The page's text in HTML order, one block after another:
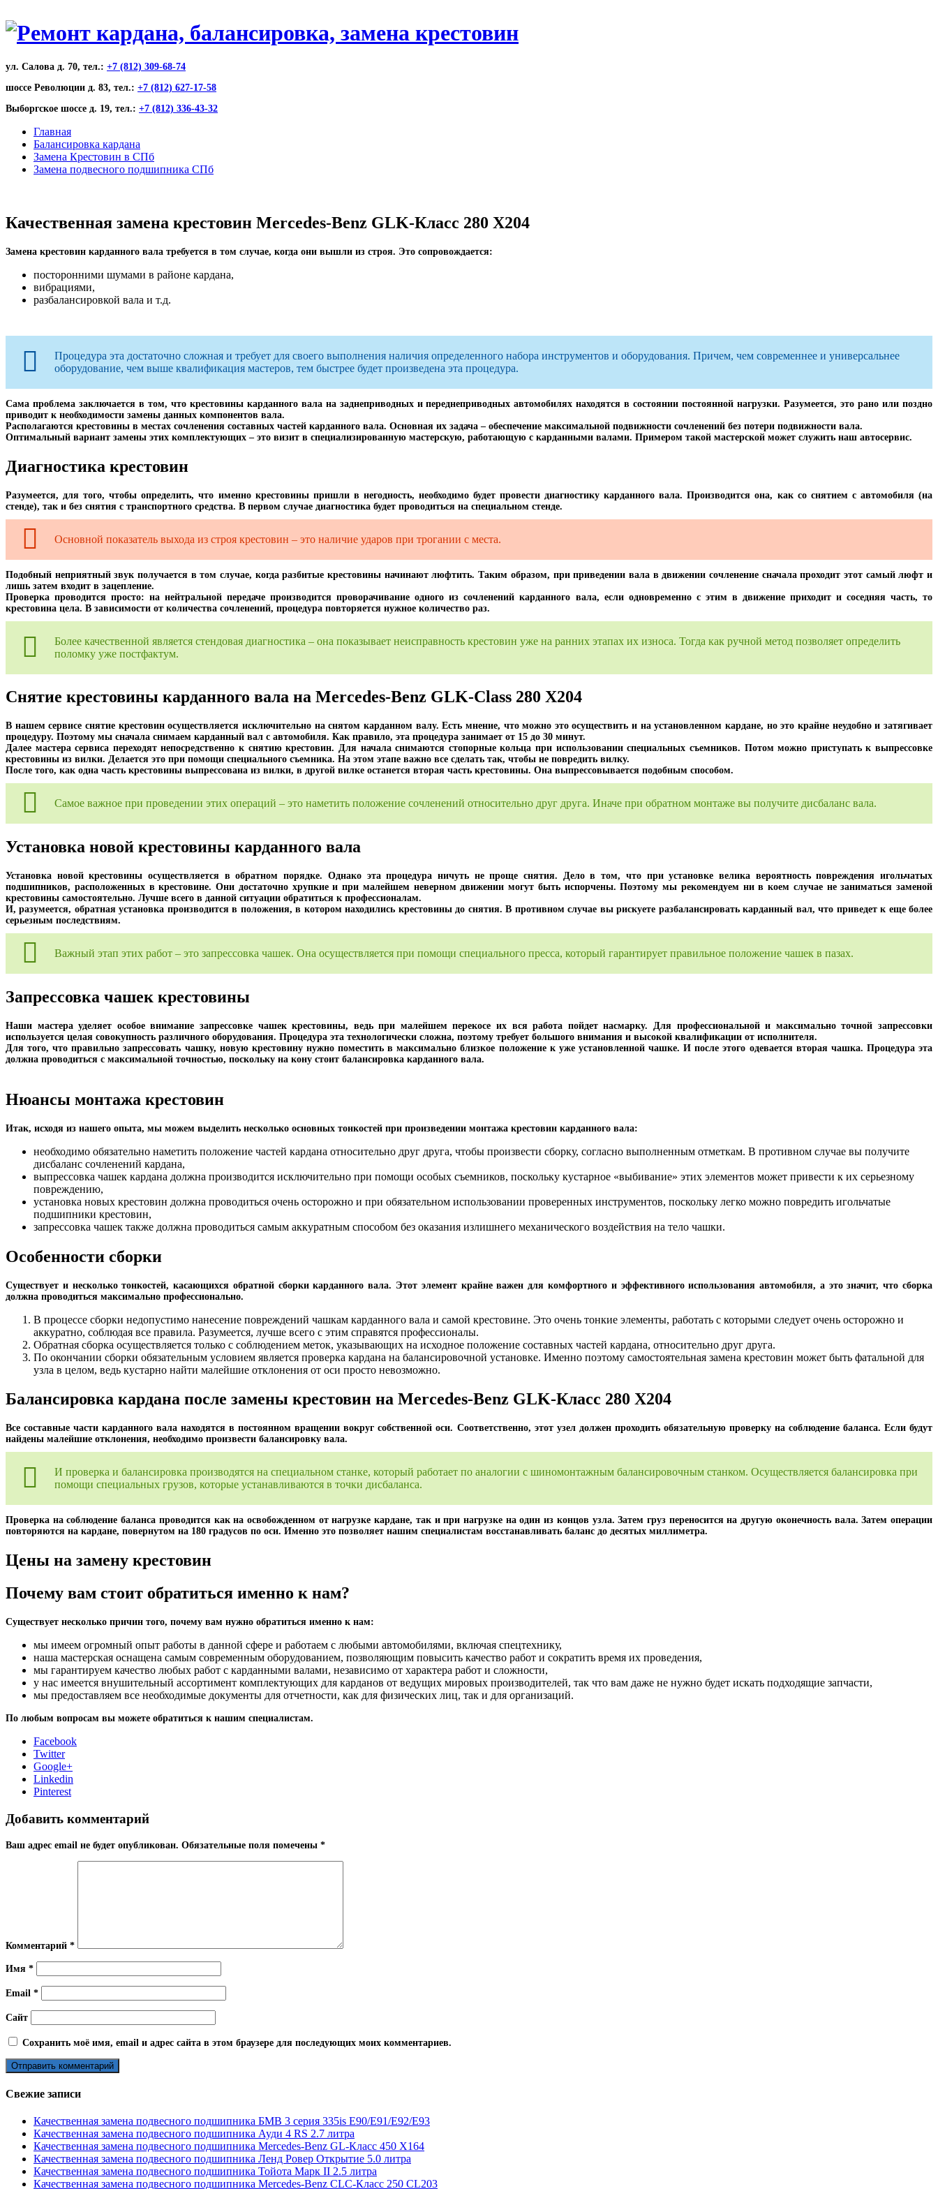
ул. Салова д. 70, тел.: +7 (812) 309-68-74
шоссе Революции д. 83, тел.: +7 (812) 627-17-58
Выборгское шоссе д. 19, тел.: +7 (812) 336-43-32
Главная
Балансировка кардана
Замена Крестовин в СПб
Замена подвесного подшипника СПб
Качественная замена крестовин Mercedes-Benz GLK-Класс 280 X204
Замена крестовин карданного вала требуется в том случае, когда они вышли из строя. Это сопровождается:
посторонними шумами в районе кардана,
вибрациями,
разбалансировкой вала и т.д.
Процедура эта достаточно сложная и требует для своего выполнения наличия определенного набора инструментов и оборудования. Причем, чем современнее и универсальнее
оборудование, чем выше квалификация мастеров, тем быстрее будет произведена эта процедура.
Сама проблема заключается в том, что крестовины карданного вала на заднеприводных и переднеприводных автомобилях находятся в состоянии постоянной нагрузки. Разумеется, это рано или поздно
приводит к необходимости замены данных компонентов вала.
Располагаются крестовины в местах сочленения составных частей карданного вала. Основная их задача – обеспечение максимальной подвижности сочленений без потери подвижности вала.
Оптимальный вариант замены этих комплектующих – это визит в специализированную мастерскую, работающую с карданными валами. Примером такой мастерской может служить наш автосервис.
Диагностика крестовин
Разумеется, для того, чтобы определить, что именно крестовины пришли в негодность, необходимо будет провести диагностику карданного вала. Производится она, как со снятием с автомобиля (на
стенде), так и без снятия с транспортного средства. В первом случае диагностика будет проводиться на специальном стенде.
Основной показатель выхода из строя крестовин – это наличие ударов при трогании с места.
Подобный неприятный звук получается в том случае, когда разбитые крестовины начинают люфтить. Таким образом, при приведении вала в движении сочленение сначала проходит этот самый люфт и
лишь затем входит в зацепление.
Проверка проводится просто: на нейтральной передаче производится проворачивание одного из сочленений карданного вала, если одновременно с этим в движение приходит и соседняя часть, то
крестовина цела. В зависимости от количества сочленений, процедура повторяется нужное количество раз.
Более качественной является стендовая диагностика – она показывает неисправность крестовин уже на ранних этапах их износа. Тогда как ручной метод позволяет определить
поломку уже постфактум.
Снятие крестовины карданного вала на Mercedes-Benz GLK-Class 280 X204
В нашем сервисе снятие крестовин осуществляется исключительно на снятом карданном валу. Есть мнение, что можно это осуществить и на установленном кардане, но это крайне неудобно и затягивает
процедуру. Поэтому мы сначала снимаем карданный вал с автомобиля. Как правило, эта процедура занимает от 15 до 30 минут.
Далее мастера сервиса переходят непосредственно к снятию крестовин. Для начала снимаются стопорные кольца при использовании специальных съемников. Потом можно приступать к выпрессовке
крестовины из вилки. Делается это при помощи специального съемника. На этом этапе важно все сделать так, чтобы не повредить вилку.
После того, как одна часть крестовины выпрессована из вилки, в другой вилке останется вторая часть крестовины. Она выпрессовывается подобным способом.
Самое важное при проведении этих операций – это наметить положение сочленений относительно друг друга. Иначе при обратном монтаже вы получите дисбаланс вала.
Установка новой крестовины карданного вала
Установка новой крестовины осуществляется в обратном порядке. Однако эта процедура ничуть не проще снятия. Дело в том, что при установке велика вероятность повреждения игольчатых
подшипников, расположенных в крестовине. Они достаточно хрупкие и при малейшем неверном движении могут быть испорчены. Поэтому мы рекомендуем ни в коем случае не заниматься заменой
крестовины самостоятельно. Лучше всего в данной ситуации обратиться к профессионалам.
И, разумеется, обратная установка производится в положения, в котором находились крестовины до снятия. В противном случае вы рискуете разбалансировать карданный вал, что приведет к еще более
серьезным последствиям.
Важный этап этих работ – это запрессовка чашек. Она осуществляется при помощи специального пресса, который гарантирует правильное положение чашек в пазах.
Запрессовка чашек крестовины
Наши мастера уделяет особое внимание запрессовке чашек крестовины, ведь при малейшем перекосе их вся работа пойдет насмарку. Для профессиональной и максимально точной запрессовки
используется целая совокупность различного оборудования. Процедура эта технологически сложна, поэтому требует большого внимания и высокой квалификации от исполнителя.
Для того, что правильно запрессовать чашку, новую крестовину нужно поместить в максимально близкое положение к уже установленной чашке. И после этого одевается вторая чашка. Процедура эта
должна проводиться с максимальной точностью, поскольку на кону стоит балансировка карданного вала.
Нюансы монтажа крестовин
Итак, исходя из нашего опыта, мы можем выделить несколько основных тонкостей при произведении монтажа крестовин карданного вала:
необходимо обязательно наметить положение частей кардана относительно друг друга, чтобы произвести сборку, согласно выполненным отметкам. В противном случае вы получите
дисбаланс сочленений кардана,
выпрессовка чашек кардана должна производится исключительно при помощи особых съемников, поскольку кустарное «выбивание» этих элементов может привести к их серьезному
повреждению,
установка новых крестовин должна проводиться очень осторожно и при обязательном использовании проверенных инструментов, поскольку легко можно повредить игольчатые
подшипники крестовин,
запрессовка чашек также должна проводиться самым аккуратным способом без оказания излишнего механического воздействия на тело чашки.
Особенности сборки
Существует и несколько тонкостей, касающихся обратной сборки карданного вала. Этот элемент крайне важен для комфортного и эффективного использования автомобиля, а это значит, что сборка
должна проводиться максимально профессионально.
В процессе сборки недопустимо нанесение повреждений чашкам карданного вала и самой крестовине. Это очень тонкие элементы, работать с которыми следует очень осторожно и
аккуратно, соблюдая все правила. Разумеется, лучше всего с этим справятся профессионалы.
Обратная сборка осуществляется только с соблюдением меток, указывающих на исходное положение составных частей кардана, относительно друг друга.
По окончании сборки обязательным условием является проверка кардана на балансировочной установке. Именно поэтому самостоятельная замена крестовин может быть фатальной для
узла в целом, ведь кустарно найти малейшие отклонения от оси просто невозможно.
Балансировка кардана после замены крестовин на Mercedes-Benz GLK-Класс 280 X204
Все составные части карданного вала находятся в постоянном вращении вокруг собственной оси. Соответственно, этот узел должен проходить обязательную проверку на соблюдение баланса. Если будут
найдены малейшие отклонения, необходимо произвести балансировку вала.
И проверка и балансировка производятся на специальном станке, который работает по аналогии с шиномонтажным балансировочным станком. Осуществляется балансировка при
помощи специальных грузов, которые устанавливаются в точки дисбаланса.
Проверка на соблюдение баланса проводится как на освобожденном от нагрузке кардане, так и при нагрузке на один из концов узла. Затем груз переносится на другую оконечность вала. Затем операции
повторяются на кардане, повернутом на 180 градусов по оси. Именно это позволяет нашим специалистам восстанавливать баланс до десятых миллиметра.
Цены на замену крестовин
Почему вам стоит обратиться именно к нам?
Существует несколько причин того, почему вам нужно обратиться именно к нам:
мы имеем огромный опыт работы в данной сфере и работаем с любыми автомобилями, включая спецтехнику,
наша мастерская оснащена самым современным оборудованием, позволяющим повысить качество работ и сократить время их проведения,
мы гарантируем качество любых работ с карданными валами, независимо от характера работ и сложности,
у нас имеется внушительный ассортимент комплектующих для карданов от ведущих мировых производителей, так что вам даже не нужно будет искать подходящие запчасти,
мы предоставляем все необходимые документы для отчетности, как для физических лиц, так и для организаций.
По любым вопросам вы можете обратиться к нашим специалистам.
Facebook
Twitter
Google+
Linkedin
Pinterest
Добавить комментарий
Ваш адрес email не будет опубликован. Обязательные поля помечены *
Комментарий *
Имя *
Email *
Сайт
Сохранить моё имя, email и адрес сайта в этом браузере для последующих моих комментариев.
Свежие записи
Качественная замена подвесного подшипника БМВ 3 серия 335is E90/E91/E92/E93
Качественная замена подвесного подшипника Ауди 4 RS 2.7 литра
Качественная замена подвесного подшипника Mercedes-Benz GL-Класс 450 X164
Качественная замена подвесного подшипника Ленд Ровер Открытие 5.0 литра
Качественная замена подвесного подшипника Тойота Марк II 2.5 литра
Качественная замена подвесного подшипника Mercedes-Benz CLC-Класс 250 CL203